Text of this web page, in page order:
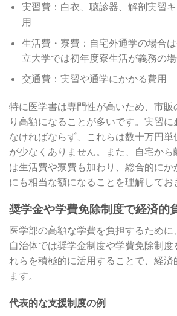
実習費：白衣、聴診器、解剖実習
用
生活費・寮費：自宅外通学の場合
立大学では初年度寮生活が義務の
交通費：実習や通学にかかる費用
特に医学書は専門性が高いため、市販
り高額になることが多いです。実習
なければならず、これらは数十万円単
が少なくありません。また、自宅か
は生活費や寮費も加わり、総合的に
にも相当な額になることを理解してお
奨学金や学費免除制度で経済的
医学部の高額な学費を負担するため
自治体では奨学金制度や学費免除制度
れらを積極的に活用することで、経済
ます。
代表的な支援制度の例